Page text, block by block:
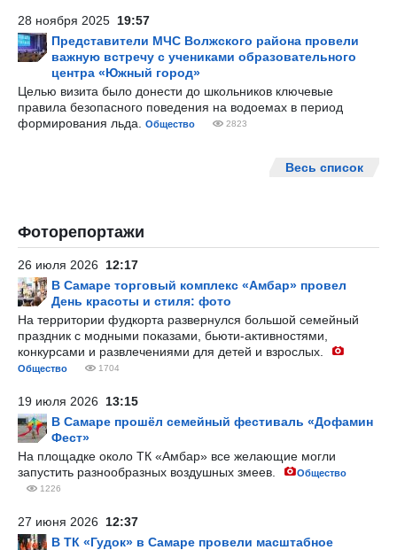
28 ноября 2025 19:57
Представители МЧС Волжского района провели
важную встречу с учениками образовательного
центра «Южный город»
Целью визита было донести до школьников ключевые
правила безопасного поведения на водоемах в период
формирования льда.
Общество 2823
Весь список
Фоторепортажи
26 июля 2026 12:17
В Самаре торговый комплекс «Амбар» провел
День красоты и стиля: фото
На территории фудкорта развернулся большой семейный
праздник с модными показами, бьюти-активностями,
конкурсами и развлечениями для детей и взрослых.
Общество 1704
19 июля 2026 13:15
В Самаре прошёл семейный фестиваль «Дофамин
Фест»
На площадке около ТК «Амбар» все желающие могли
запустить разнообразных воздушных змеев.
Общество
1226
27 июня 2026 12:37
В ТК «Гудок» в Самаре провели масштабное